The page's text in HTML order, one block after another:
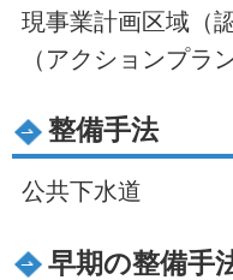
現事業計画区域（
（アクションプラ
整備手法
公共下水道
早期の整備手